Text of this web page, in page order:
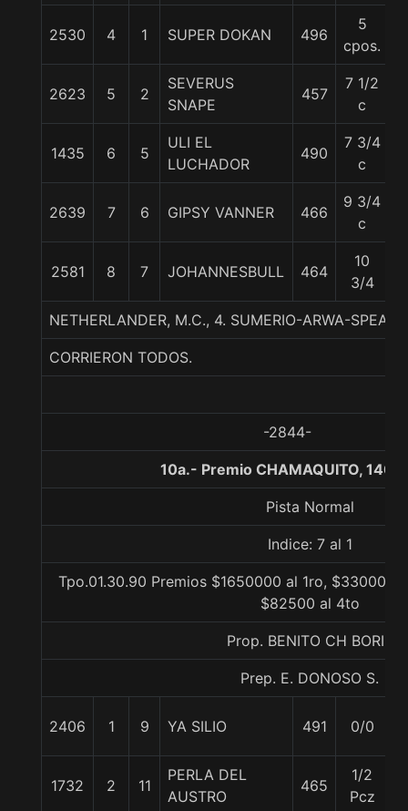
2530 4 1 SUPER DOKAN 496
5
cpos.
2623 5 2
SEVERUS
SNAPE
457
7 1/2
c
1435 6 5
ULI EL
LUCHADOR
490
7 3/4
c
2639 7 6 GIPSY VANNER 466
9 3/4
c
2581 8 7 JOHANNESBULL 464
10
3/4
NETHERLANDER, M.C., 4. SUMERIO-ARWA-SPEAK
CORRIERON TODOS.
-2844-
10a.- Premio CHAMAQUITO,
Pista Normal
Indice: 7 al 1
Tpo.01.30.90 Premios $1650000 al 1ro, $330000
$82500 al 4to
Prop. BENITO CH BORIL
Prep. E. DONOSO S.
2406 1 9 YA SILIO 491 0/0
1732 2 11
PERLA DEL
AUSTRO
465
1/2
Pcz